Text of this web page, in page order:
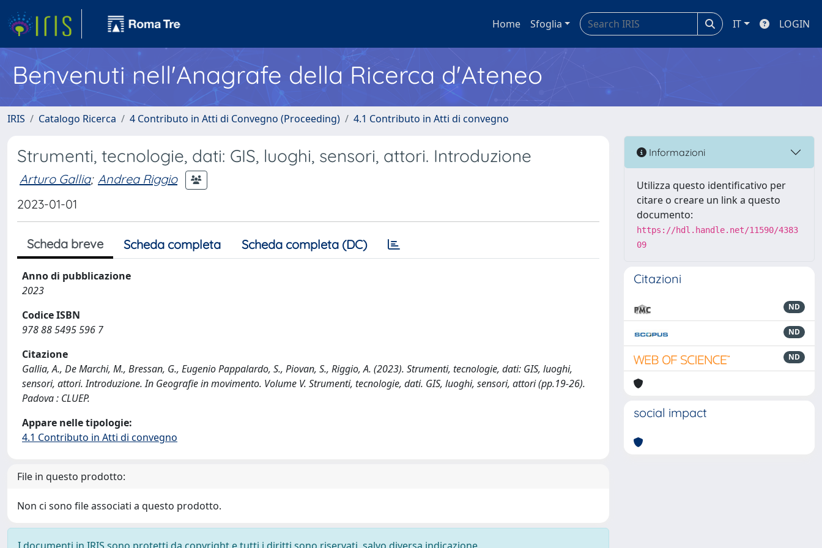
Home Sfoglia IT LOGIN
Benvenuti nell'Anagrafe della Ricerca d'Ateneo
IRIS Catalogo Ricerca 4 Contributo in Atti di Convegno (Proceeding) 4.1 Contributo in Atti di convegno
Strumenti, tecnologie, dati: GIS, luoghi, sensori, attori. Introduzione
Arturo Gallia; Andrea Riggio
2023-01-01
Scheda breve Scheda completa Scheda completa (DC)
Anno di pubblicazione
2023
Codice ISBN
978 88 5495 596 7
Citazione
Gallia, A., De Marchi, M., Bressan, G., Eugenio Pappalardo, S., Piovan, S., Riggio, A. (2023). Strumenti, tecnologie, dati: GIS, luoghi,
sensori, attori. Introduzione. In Geografie in movimento. Volume V. Strumenti, tecnologie, dati. GIS, luoghi, sensori, attori (pp.19-26).
Padova : CLUEP.
Appare nelle tipologie:
4.1 Contributo in Atti di convegno
File in questo prodotto:
Non ci sono file associati a questo prodotto.
Informazioni
Utilizza questo identificativo per
citare o creare un link a questo
documento:
https://hdl.handle.net/11590/4383
09
Citazioni
ND
ND
ND
social impact